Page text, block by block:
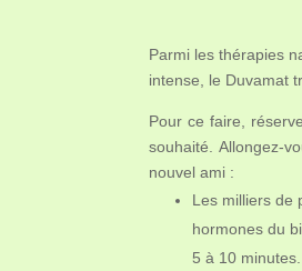
Parmi les thérapies
intense, le Duvamat
Pour ce faire,
souhaité. Allongez-
nouvel ami :
Les milliers de
hormones du
5 à 10 minutes.